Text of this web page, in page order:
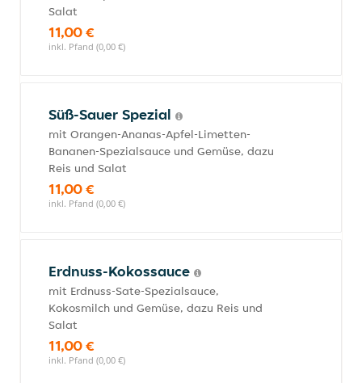
Salat
11,00 €
inkl. Pfand (0,00 €)
Süß-Sauer Spezial
mit Orangen-Ananas-Apfel-Limetten-
Bananen-Spezialsauce und Gemüse, dazu
Reis und Salat
11,00 €
inkl. Pfand (0,00 €)
Erdnuss-Kokossauce
mit Erdnuss-Sate-Spezialsauce,
Kokosmilch und Gemüse, dazu Reis und
Salat
11,00 €
inkl. Pfand (0,00 €)